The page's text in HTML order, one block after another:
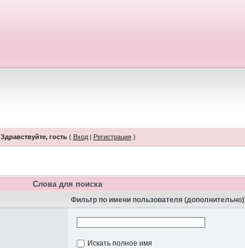
Здравствуйте, гость( Вход| Регистрация)
Слова для поиска
Фильтр по имени пользователя (дополнительно)
Искать полное имя